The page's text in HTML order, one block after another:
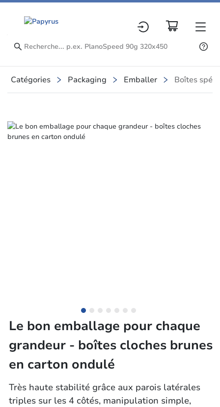
Catégories Packaging Emballer Boîtes
Slide 1 of 7
Le bon emballage pour chaque
grandeur - boîtes cloches brunes
en carton ondulé
Très haute stabilité grâce aux parois latérales
triples sur les 4 côtés, manipulation simple,